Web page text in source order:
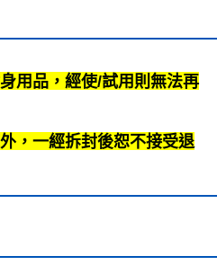
用品，經使/試用則無法再
，一經拆封後恕不接受退